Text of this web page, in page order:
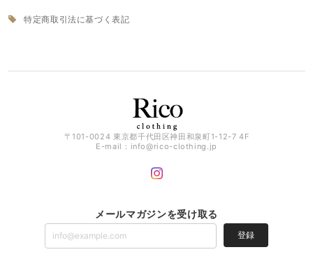
特定商取引法に基づく表記
〒101-0024 東京都千代田区神田和泉町1-12-7 4F
E-mail： info@rico-clothing.jp
メールマガジンを受け取る
登録